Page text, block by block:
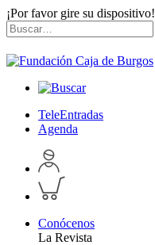
¡Por favor gire su dispositivo!
Skip
to
content
Buscar
por:
TeleEntradas
Agenda
Acceder
a
perfil
personal
Inspeccionar
carrito
Conócenos
La Revista